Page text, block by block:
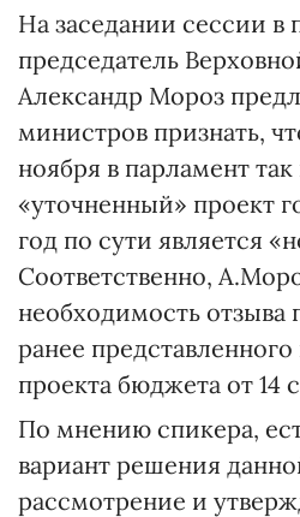
На заседании сессии в
председатель
Александр Мороз
министров признать,
ноября в парламент
«уточненный» проект
год по сути является
Соответственно,
необходимость отзыва
ранее
проекта бюджета от 14
По мнению спикера,
вариант решения
рассмотрение и